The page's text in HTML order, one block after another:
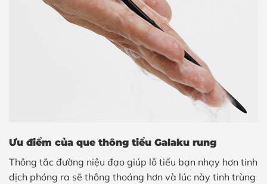
Ưu điểm của que thông tiểu Galaku rung
Thông tắc đường niệu đạo giúp lỗ tiểu bạn nhạy hơn tinh
dịch phóng ra sẽ thông thoáng hơn và lúc này tinh trùng